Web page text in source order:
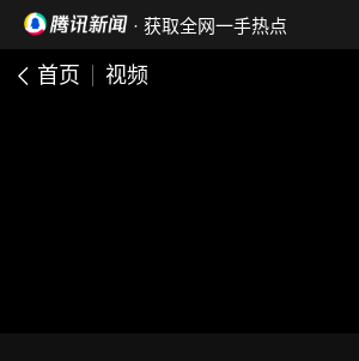
· 获取全网一手热点
首页 视频